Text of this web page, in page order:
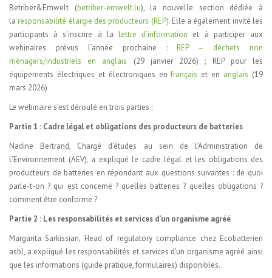
Betriber&Emwelt (betriber-emwelt.lu), la nouvelle section dédiée à
laresponsabilité élargie des producteurs (REP). Elle a également invité les
participants à s’inscrire à la lettre d’information et à participer aux
webinaires prévus l’année prochaine :REP – déchets non
ménagers/industriels en anglais (29 janvier 2026) ; REP pour les
équipements électriques et électroniques enfrançais et en anglais (19
mars 2026)
Le webinaire s’est déroulé en trois parties :
Partie 1 : Cadre légal et obligations des producteurs de batteries
Nadine Bertrand, Chargé d’études au sein de l’Administration de
l’Environnement (AEV), a expliqué le cadre légal et les obligations des
producteurs de batteries en répondant aux questions suivantes : de quoi
parle-t-on ? qui est concerné ? quelles batteries ? quelles obligations ?
comment être conforme ?
Partie 2 : Les responsabilités et services d’un organisme agréé
Margarita Sarkissian, Head of regulatory compliance chez Ecobatterien
asbl, a expliqué les responsabilités et services d’un organisme agréé ainsi
que les informations (guide pratique, formulaires) disponibles.